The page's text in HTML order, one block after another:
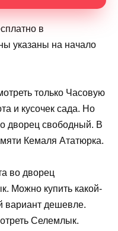
в
указаны на начало
только Часовую
и кусочек сада. Но
дворец свободный. В
Кемаля Ататюрка.
во дворец
Можно купить какой-
вариант дешевле.
Селемлык.